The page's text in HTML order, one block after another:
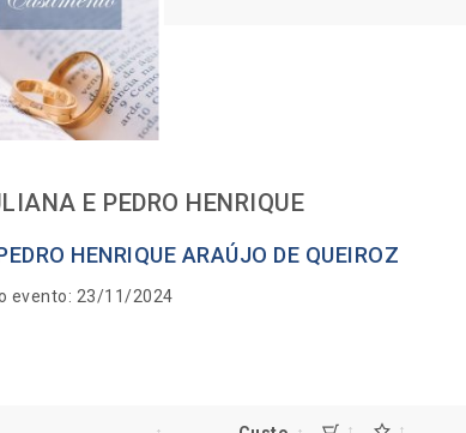
E PEDRO HENRIQUE
HENRIQUE ARAÚJO DE QUEIROZ
evento: 23/11/2024